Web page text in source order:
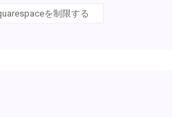
を制限する